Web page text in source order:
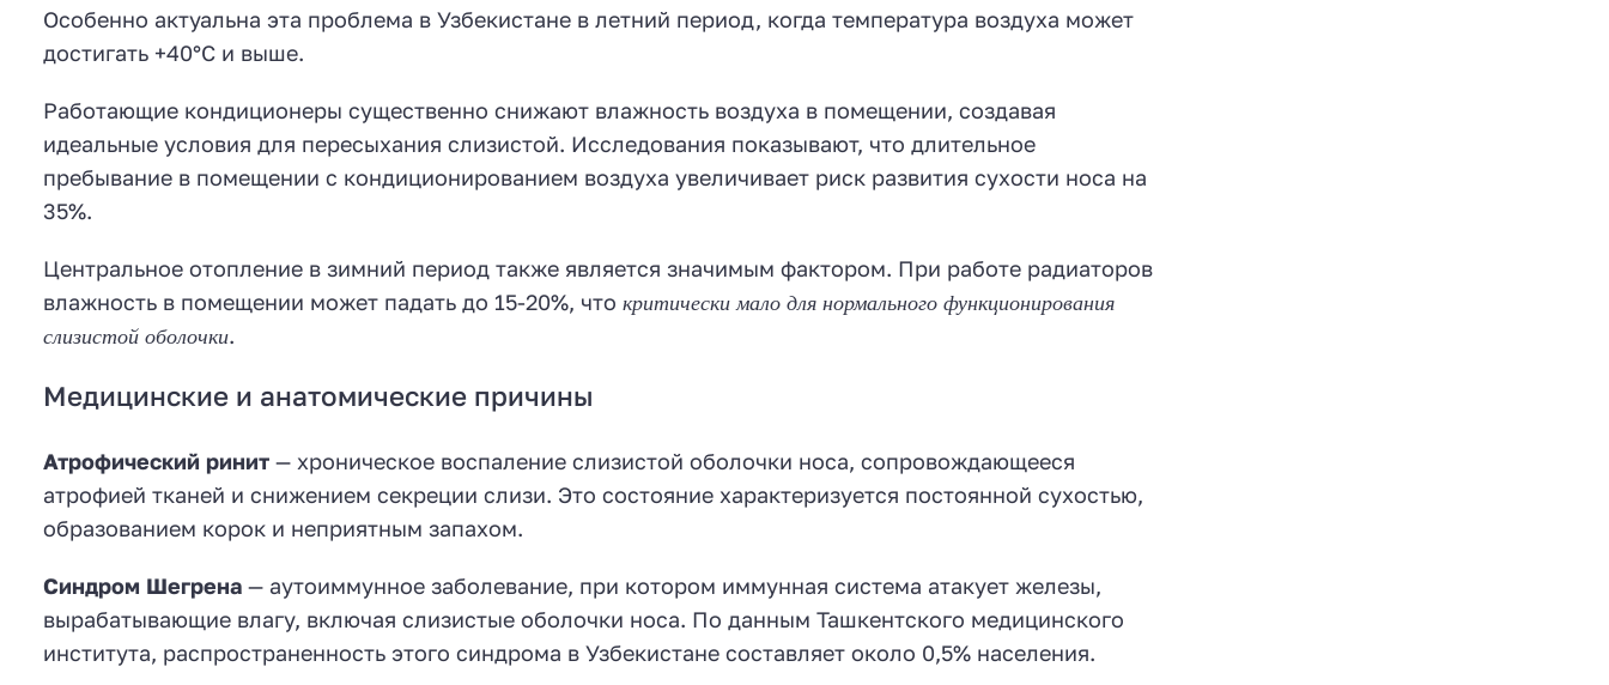
Особенно актуальна эта проблема в Узбекистане в летний период, когда температура воздуха может
достигать +40°C и выше.
Работающие кондиционеры существенно снижают влажность воздуха в помещении, создавая
идеальные условия для пересыхания слизистой. Исследования показывают, что длительное
пребывание в помещении с кондиционированием воздуха увеличивает риск развития сухости носа на
35%.
Центральное отопление в зимний период также является значимым фактором. При работе радиаторов
влажность в помещении может падать до 15-20%, что критически мало для нормального функционирования
слизистой оболочки.
Медицинские и анатомические причины
Атрофический ринит — хроническое воспаление слизистой оболочки носа, сопровождающееся
атрофией тканей и снижением секреции слизи. Это состояние характеризуется постоянной сухостью,
образованием корок и неприятным запахом.
Синдром Шегрена — аутоиммунное заболевание, при котором иммунная система атакует железы,
вырабатывающие влагу, включая слизистые оболочки носа. По данным Ташкентского медицинского
института, распространенность этого синдрома в Узбекистане составляет около 0,5% населения.